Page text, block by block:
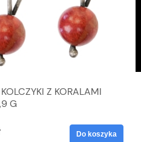
Z KORALAMI
G
Do koszyka